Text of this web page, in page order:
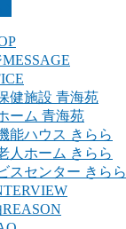
MESSAGE
健施設 青海苑
ーム 青海苑
能ハウス きらら
人ホーム きらら
スセンター きらら
REASON